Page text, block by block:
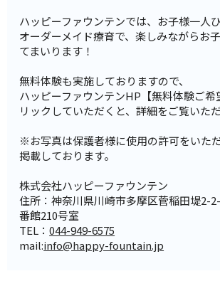
ハッピーファウンテンでは、お子様一人
オーダーメイド療育で、楽しみながらお
てまいります！
無料体験も実施しておりますので、
ハッピーファウンテンHP【無料体験ご希
リックしていただくと、詳細をご覧いた
※お写真は保護者様に使用の許可をいた
掲載しております。
株式会社ハッピーファウンテン
住所：神奈川県川崎市多摩区菅稲田堤2-
番館210号室
TEL：044-949-6575
mail:info@happy-fountain.jp